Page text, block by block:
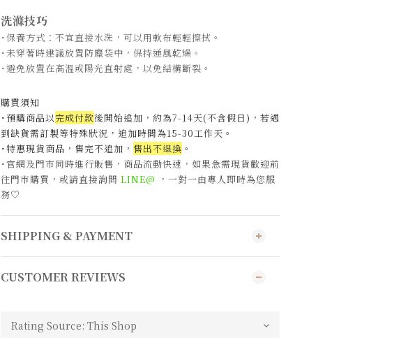
洗滌技巧
˙保養方式：不宜直接水洗，可以用軟布輕輕擦拭。
˙未穿著時建議放置防塵袋中 ，保持通風乾燥。
˙避免放置在高溫或陽光直射處 ，以免結構斷裂。
購買須知
˙預購商品以完成付款後開始追加，約為7-14天(不含假日)， 若遇
到缺貨需訂製等特殊狀況，追加時間為15-30工作天 。
˙特惠現貨商品，售完不追加， 售出不退換 。
˙官網及門市同時進行販售，商品流動快速，如果急需現貨歡迎前
往門市購買，或請直接詢問 LINE@ ，一對一由專人即時為您服
務♡
SHIPPING & PAYMENT
CUSTOMER REVIEWS